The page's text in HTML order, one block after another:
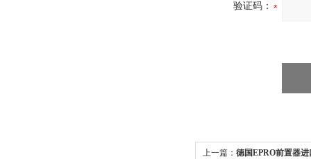
验证码：
上一篇： 德国EPRO前置器